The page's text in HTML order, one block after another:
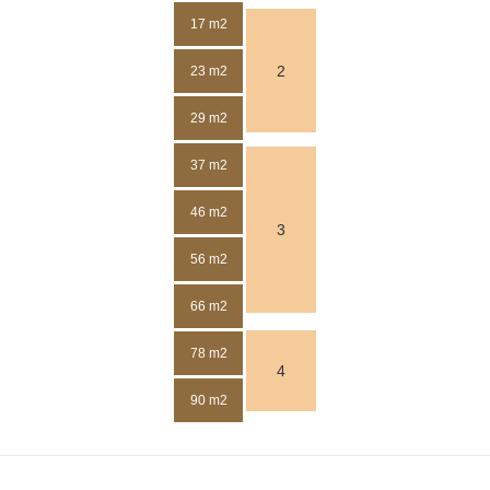
17 m2
23 m2
29 m2
37 m2
46 m2
56 m2
66 m2
78 m2
90 m2
2
3
4